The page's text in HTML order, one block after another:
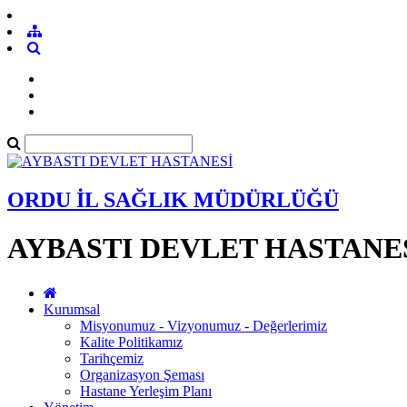
ORDU İL SAĞLIK MÜDÜRLÜĞÜ
AYBASTI DEVLET
Kurumsal
Misyonumuz - Vizyonumuz - Değerlerimiz
Kalite Politikamız
Tarihçemiz
Organizasyon Şeması
Hastane Yerleşim Planı